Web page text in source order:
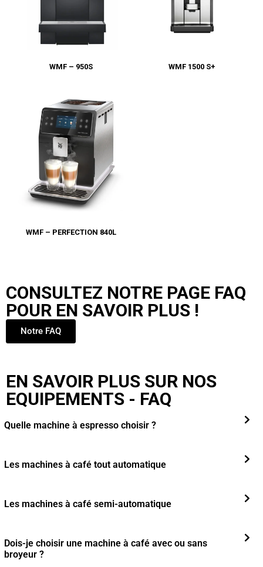
WMF – 950S WMF 1500 S+
WMF – PERFECTION 840L
CONSULTEZ NOTRE PAGE FAQ
POUR EN SAVOIR PLUS !
Notre FAQ
EN SAVOIR PLUS SUR NOS
EQUIPEMENTS - FAQ
Quelle machine à espresso choisir ?
Les machines à café tout automatique
Les machines à café semi-automatique
Dois-je choisir une machine à café avec ou sans
broyeur ?